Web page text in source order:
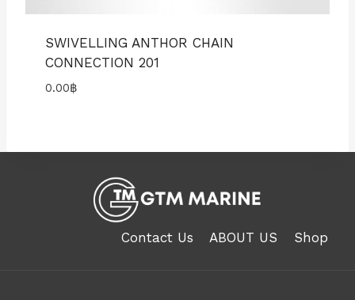
SWIVELLING ANTHOR CHAIN
CONNECTION 201
0.00฿
Contact Us ABOUT US Shop